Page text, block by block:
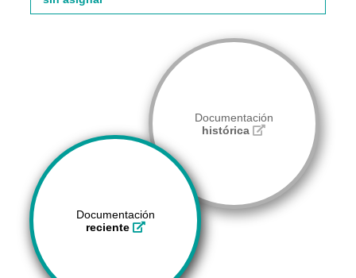
Documentación
histórica
Documentación
reciente